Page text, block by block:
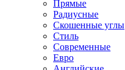
Прямые
Радиусные
Скошенные углы
Стиль
Современные
Евро